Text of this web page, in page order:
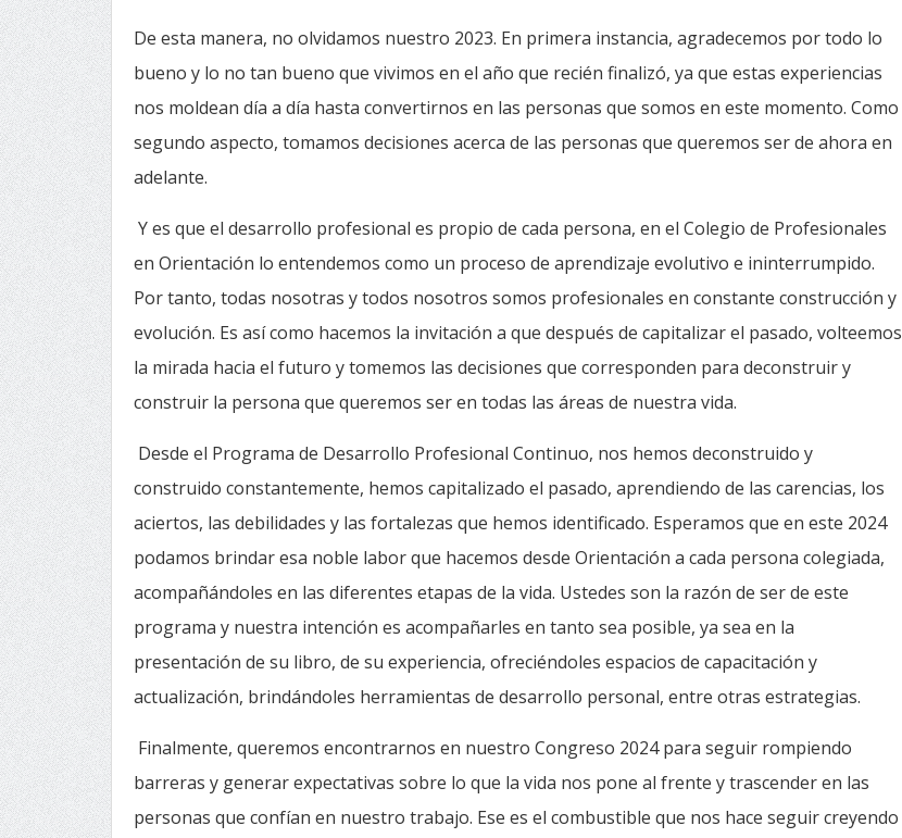
De esta manera, no olvidamos nuestro 2023. En primera instancia, agradecemos por todo lo
bueno y lo no tan bueno que vivimos en el año que recién finalizó, ya que estas experiencias
nos moldean día a día hasta convertirnos en las personas que somos en este momento. Como
segundo aspecto, tomamos decisiones acerca de las personas que queremos ser de ahora en
adelante.
Y es que el desarrollo profesional es propio de cada persona, en el Colegio de Profesionales
en Orientación lo entendemos como un proceso de aprendizaje evolutivo e ininterrumpido.
Por tanto, todas nosotras y todos nosotros somos profesionales en constante construcción y
evolución. Es así como hacemos la invitación a que después de capitalizar el pasado, volteemos
la mirada hacia el futuro y tomemos las decisiones que corresponden para deconstruir y
construir la persona que queremos ser en todas las áreas de nuestra vida.
Desde el Programa de Desarrollo Profesional Continuo, nos hemos deconstruido y
construido constantemente, hemos capitalizado el pasado, aprendiendo de las carencias, los
aciertos, las debilidades y las fortalezas que hemos identificado. Esperamos que en este 2024
podamos brindar esa noble labor que hacemos desde Orientación a cada persona colegiada,
acompañándoles en las diferentes etapas de la vida. Ustedes son la razón de ser de este
programa y nuestra intención es acompañarles en tanto sea posible, ya sea en la
presentación de su libro, de su experiencia, ofreciéndoles espacios de capacitación y
actualización, brindándoles herramientas de desarrollo personal, entre otras estrategias.
Finalmente, queremos encontrarnos en nuestro Congreso 2024 para seguir rompiendo
barreras y generar expectativas sobre lo que la vida nos pone al frente y trascender en las
personas que confían en nuestro trabajo. Ese es el combustible que nos hace seguir creyendo